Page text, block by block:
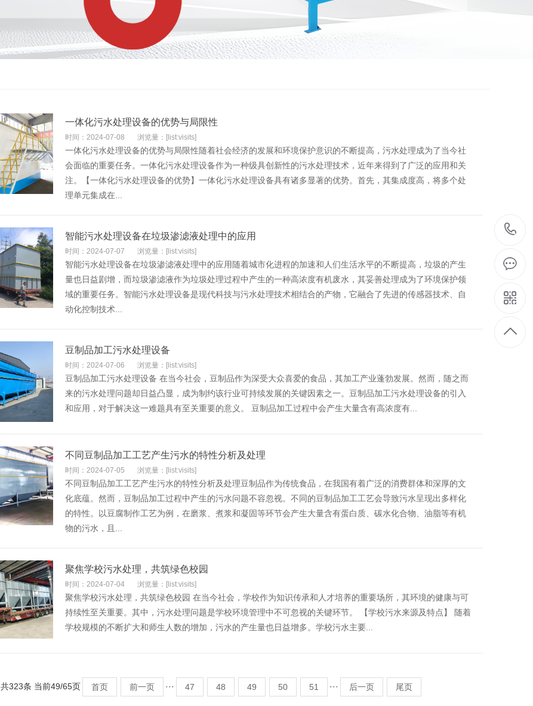
一体化污水处理设备的优势与局限性
时间：2024-07-08 浏览量：[list:visits]
一体化污水处理设备的优势与局限性随着社会经济的发展和环境保护意识的不断提高，污水处理成为了当今社
会面临的重要任务。一体化污水处理设备作为一种级具创新性的污水处理技术，近年来得到了广泛的应用和关
注。【一体化污水处理设备的优势】一体化污水处理设备具有诸多显著的优势。首先，其集成度高，将多个处
理单元集成在...
智能污水处理设备在垃圾渗滤液处理中的应用
时间：2024-07-07 浏览量：[list:visits]
智能污水处理设备在垃圾渗滤液处理中的应用随着城市化进程的加速和人们生活水平的不断提高，垃圾的产生
量也日益剧增，而垃圾渗滤液作为垃圾处理过程中产生的一种高浓度有机废水，其妥善处理成为了环境保护领
域的重要任务。智能污水处理设备是现代科技与污水处理技术相结合的产物，它融合了先进的传感器技术、自
动化控制技术...
豆制品加工污水处理设备
时间：2024-07-06 浏览量：[list:visits]
豆制品加工污水处理设备 在当今社会，豆制品作为深受大众喜爱的食品，其加工产业蓬勃发展。然而，随之而
来的污水处理问题却日益凸显，成为制约该行业可持续发展的关键因素之一。豆制品加工污水处理设备的引入
和应用，对于解决这一难题具有至关重要的意义。 豆制品加工过程中会产生大量含有高浓度有...
不同豆制品加工工艺产生污水的特性分析及处理
时间：2024-07-05 浏览量：[list:visits]
不同豆制品加工工艺产生污水的特性分析及处理豆制品作为传统食品，在我国有着广泛的消费群体和深厚的文
化底蕴。然而，豆制品加工过程中产生的污水问题不容忽视。不同的豆制品加工工艺会导致污水呈现出多样化
的特性。以豆腐制作工艺为例，在磨浆、煮浆和凝固等环节会产生大量含有蛋白质、碳水化合物、油脂等有机
物的污水，且...
聚焦学校污水处理，共筑绿色校园
时间：2024-07-04 浏览量：[list:visits]
聚焦学校污水处理，共筑绿色校园 在当今社会，学校作为知识传承和人才培养的重要场所，其环境的健康与可
持续性至关重要。其中，污水处理问题是学校环境管理中不可忽视的关键环节。 【学校污水来源及特点】 随着
学校规模的不断扩大和师生人数的增加，污水的产生量也日益增多。学校污水主要...
共323条 当前49/65页 首页 前一页 ··· 47 48 49 50 51 ··· 后一页 尾页